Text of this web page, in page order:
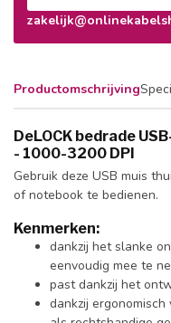
Productomschrijving
DeLOCK bedrade
- 1000-3200 DPI
Gebruik deze USB muis
of notebook te bedienen.
Kenmerken:
dankzij het slanke
eenvoudig mee te
past dankzij het
dankzij